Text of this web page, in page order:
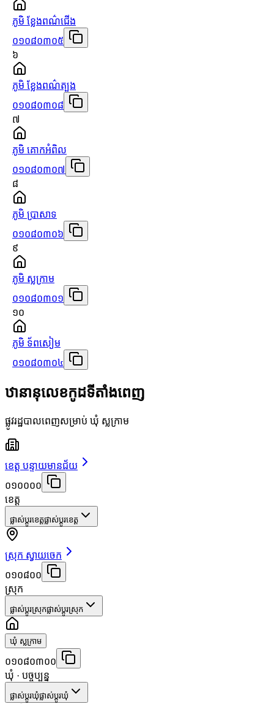
ភូមិ ខ្លែងពណ៌ជើង
០១០៨០៣០៥
៦
ភូមិ ខ្លែងពណ៌ត្បូង
០១០៨០៣០៨
៧
ភូមិ គោកអំពិល
០១០៨០៣០៧
៨
ភូមិ ប្រាសាទ
០១០៨០៣០៦
៩
ភូមិ ស្លក្រាម
០១០៨០៣០១
១០
ភូមិ ទ័ពសៀម
០១០៨០៣០៤
ឋានានុលេខកូដទីតាំងពេញ
ផ្លូវរដ្ឋបាលពេញសម្រាប់ ឃុំ ស្លក្រាម
ខេត្ត បន្ទាយមានជ័យ
០១០០០០
ខេត្ត
ផ្លាស់ប្តូរខេត្តផ្លាស់ប្តូរខេត្ត
ស្រុក ស្វាយចេក
០១០៨០០
ស្រុក
ផ្លាស់ប្តូរស្រុកផ្លាស់ប្តូរស្រុក
ឃុំ ស្លក្រាម
០១០៨០៣០០
ឃុំ · បច្ចុប្បន្ន
ផ្លាស់ប្តូរឃុំផ្លាស់ប្តូរឃុំ